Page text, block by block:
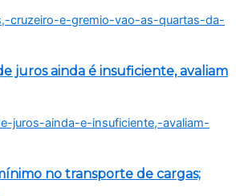
juros ainda é insuficiente, avaliam
no transporte de cargas;